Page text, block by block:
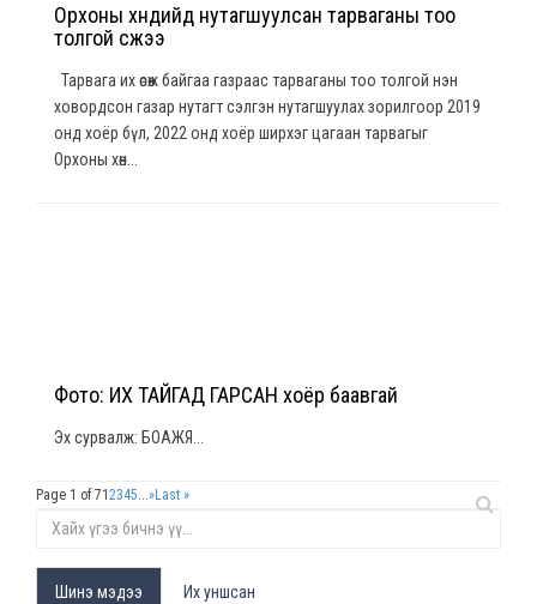
Орхоны хөндийд нутагшуулсан тарваганы тоо
толгой өсжээ
Тарвага их өсөж байгаа газраас тарваганы тоо толгой нэн
ховордсон газар нутагт сэлгэн нутагшуулах зорилгоор 2019
онд хоёр бүл, 2022 онд хоёр ширхэг цагаан тарвагыг
Орхоны хөн...
Фото: ИХ ТАЙГАД ГАРСАН хоёр баавгай
Эх сурвалж: БОАЖЯ...
Page 1 of 712345 »Last »
Шинэ мэдээ Их уншсан